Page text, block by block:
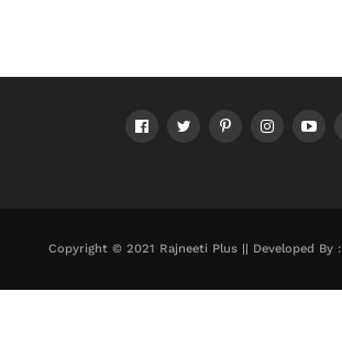
Copyright © 2021 Rajneeti Plus || Developed By :